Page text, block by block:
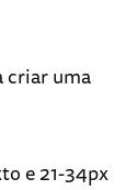
criar uma
e 21-34px